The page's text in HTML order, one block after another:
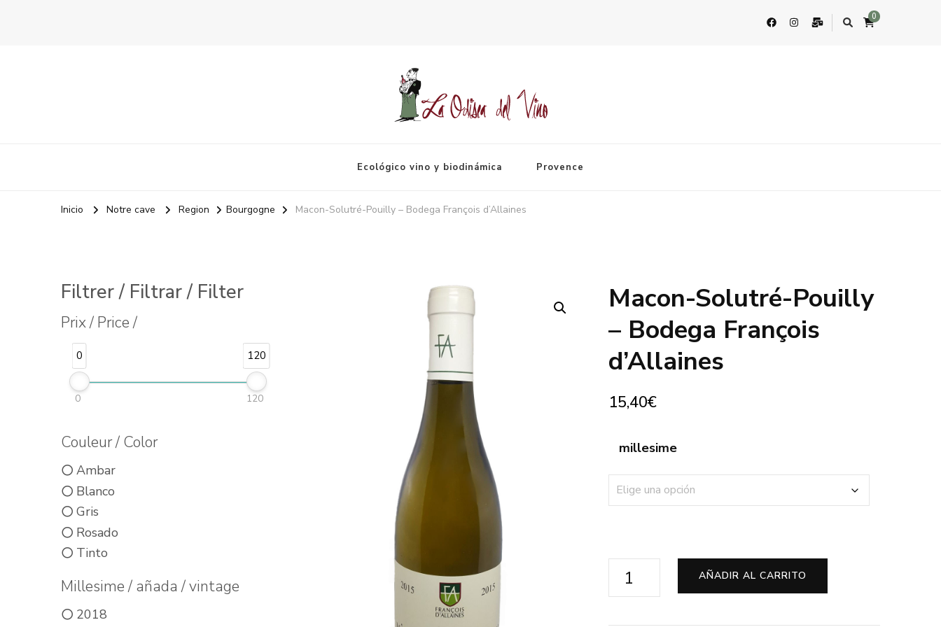
0
Ecológico vino y biodinámica Provence
Inicio Notre cave Region Bourgogne Macon-Solutré-Pouilly – Bodega François d’Allaines
🔍
Macon-Solutré-Pouilly
– Bodega François
d’Allaines
15,40€
millesime
Macon-
AÑADIR AL CARRITO
Filtrer / Filtrar / Filter
Prix / Price /
0 120
0 120
Couleur / Color
Ambar
Blanco
Gris
Rosado
Tinto
Millesime / añada / vintage
2018